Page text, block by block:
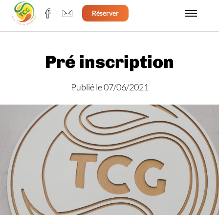
Réserver
Pré inscription
Publié le 07/06/2021